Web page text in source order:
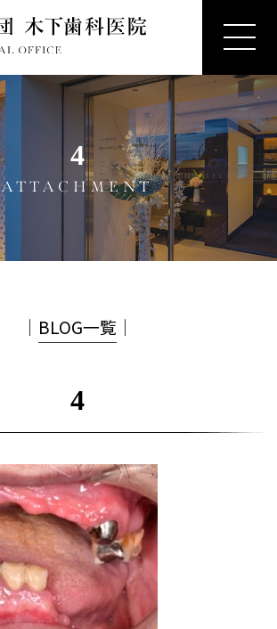
4
ATTACHMENT
│ BLOG一覧 │
4